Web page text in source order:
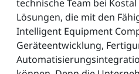
technische Team bei
Lösungen, die mit den
Intelligent Equipment
Geräteentwicklung,